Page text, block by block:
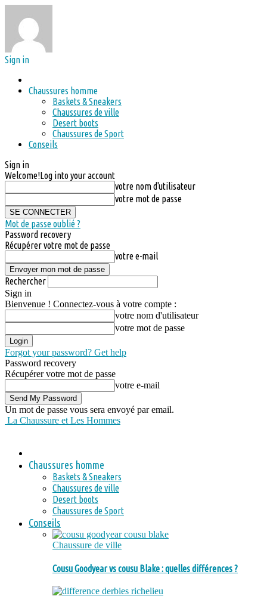
Sign in
Chaussures homme
Baskets & Sneakers
Chaussures de ville
Desert boots
Chaussures de Sport
Conseils
Sign in
Welcome!Log into your account
votre nom d'utilisateur
votre mot de passe
Mot de passe oublié ?
Password recovery
Récupérer votre mot de passe
votre e-mail
Rechercher
Sign in
Bienvenue ! Connectez-vous à votre compte :
votre nom d'utilisateur
votre mot de passe
Forgot your password? Get help
Password recovery
Récupérer votre mot de passe
votre e-mail
Un mot de passe vous sera envoyé par email.
La Chaussure et Les Hommes
Chaussures homme
Baskets & Sneakers
Chaussures de ville
Desert boots
Chaussures de Sport
Conseils
Chaussure de ville
Cousu Goodyear vs cousu Blake : quelles différences ?